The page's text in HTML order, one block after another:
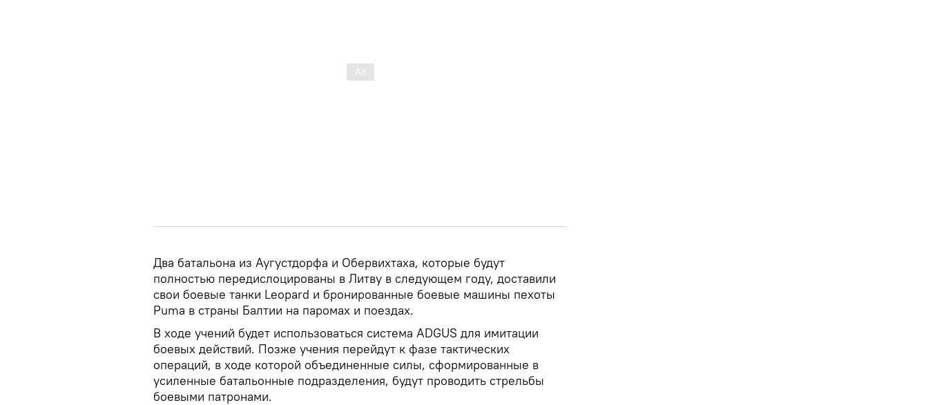
Два батальона из Аугустдорфа и Обервихтаха, которые будут
полностью передислоцированы в Литву в следующем году, доставили
свои боевые танки Leopard и бронированные боевые машины пехоты
Puma в страны Балтии на паромах и поездах.
В ходе учений будет использоваться система ADGUS для имитации
боевых действий. Позже учения перейдут к фазе тактических
операций, в ходе которой объединенные силы, сформированные в
усиленные батальонные подразделения, будут проводить стрельбы
боевыми патронами.